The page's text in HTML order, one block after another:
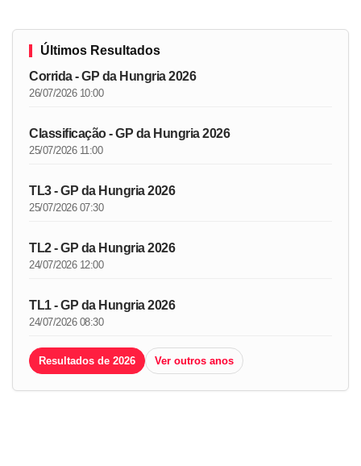
Últimos Resultados
Corrida - GP da Hungria 2026
26/07/2026 10:00
Classificação - GP da Hungria 2026
25/07/2026 11:00
TL3 - GP da Hungria 2026
25/07/2026 07:30
TL2 - GP da Hungria 2026
24/07/2026 12:00
TL1 - GP da Hungria 2026
24/07/2026 08:30
Resultados de 2026 Ver outros anos